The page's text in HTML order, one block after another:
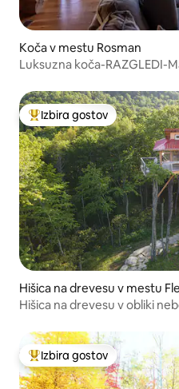
Koča v mestu Rosman
Luksuzna koča-RAZGLEDI-
Najbolj priljubljena
Izbira gostov
Hišica na drevesu v mestu
Hišica na drevesu v obliki
Najbolj priljubljena
Izbira gostov